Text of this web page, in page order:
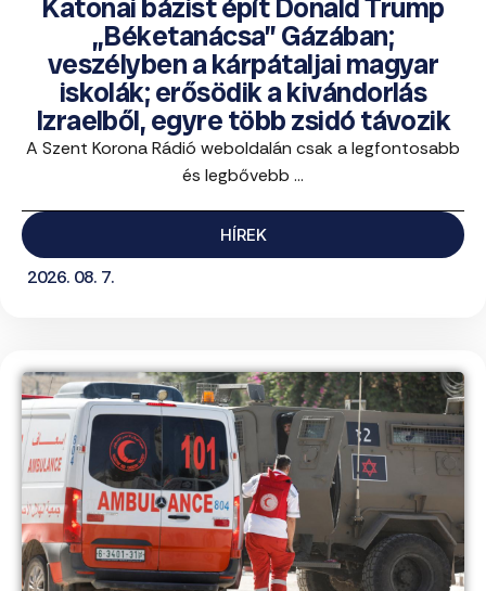
„Béketanácsa” Gázában;
veszélyben a kárpátaljai magyar
iskolák; erősödik a kivándorlás
Izraelből, egyre több zsidó távozik
A Szent Korona Rádió weboldalán csak a legfontosabb
és legbővebb ...
HÍREK
2026. 08. 7.